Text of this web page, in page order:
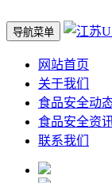
导航菜单
网站首页
关于我们
食品安全动
食品安全资
联系我们